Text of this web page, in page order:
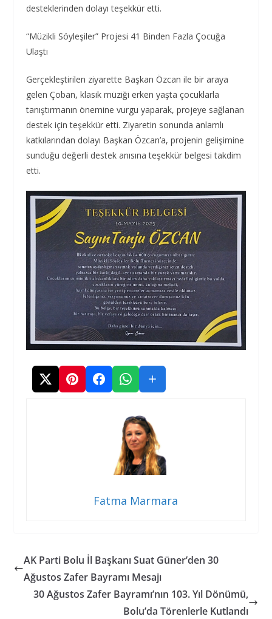
desteklerinden dolayı teşekkür etti.
“Müzikli Söyleşiler” Projesi 41 Binden Fazla Çocuğa
Ulaştı
Gerçekleştirilen ziyarette Başkan Özcan ile bir araya
gelen Çoban, klasik müziği erken yaşta çocuklarla
tanıştırmanın önemine vurgu yaparak, projeye sağlanan
destek için teşekkür etti. Ziyaretin sonunda anlamlı
katkılarından dolayı Başkan Özcan’a, projenin gelişimine
sunduğu değerli destek anısına teşekkür belgesi takdim
etti.
Fatma Marmara
AK Parti Bolu İl Başkanı Suat Güner’den 30
Ağustos Zafer Bayramı Mesajı
30 Ağustos Zafer Bayramı’nın 103. Yıl Dönümü,
Bolu’da Törenlerle Kutlandı